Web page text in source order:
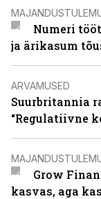
Numeri
ja ärikasum
ARVAMUSED
Suurbritannia
“Regulatiivne
Grow
kasvas, aga